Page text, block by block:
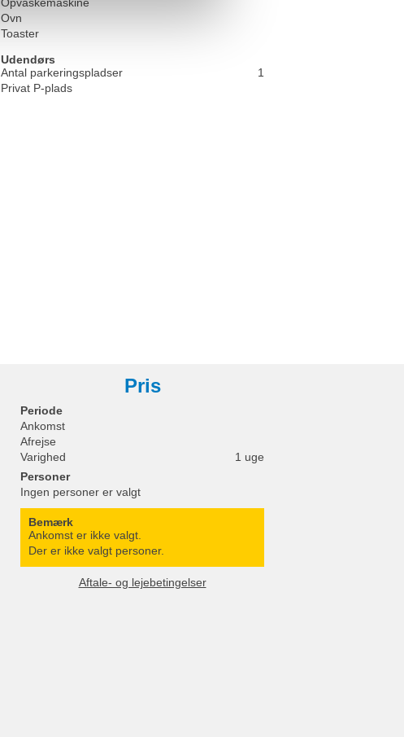
Ovn
Toaster
Udendørs
Antal parkeringspladser
1
Privat P-plads
Pris
Periode
Ankomst
Afrejse
Varighed
1 uge
Personer
Ingen personer er valgt
Bemærk
Ankomst er ikke valgt.
Der er ikke valgt personer.
Aftale- og lejebetingelser